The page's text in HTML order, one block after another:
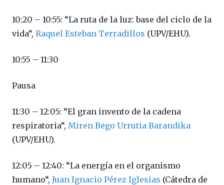
10:20 – 10:55: “La ruta de la luz: base del ciclo de la
vida“, Raquel Esteban Terradillos (UPV/EHU).
10:55 – 11:30
Pausa
11:30 – 12:05: “El gran invento de la cadena
respiratoria“, Miren Bego Urrutia Barandika
(UPV/EHU).
12:05 – 12:40: “La energía en el organismo
humano“, Juan Ignacio Pérez Iglesias (Cátedra de